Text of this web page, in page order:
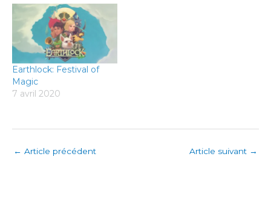
Earthlock: Festival of
Magic
7 avril 2020
← Article précédent Article suivant →